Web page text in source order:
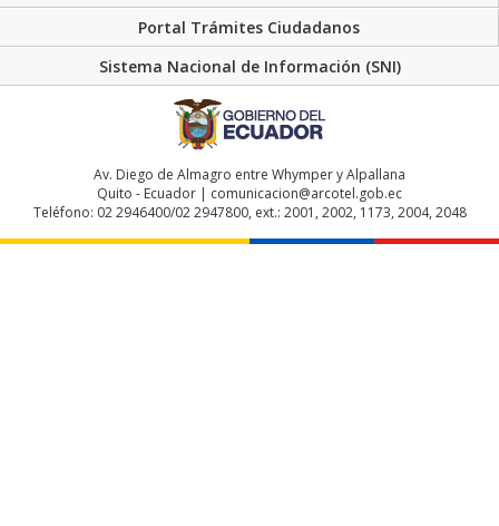
Portal Trámites Ciudadanos
Sistema Nacional de Información (SNI)
Av. Diego de Almagro entre Whymper y Alpallana
Quito - Ecuador | comunicacion@arcotel.gob.ec
Teléfono: 02 2946400/02 2947800, ext.: 2001, 2002, 1173, 2004, 2048